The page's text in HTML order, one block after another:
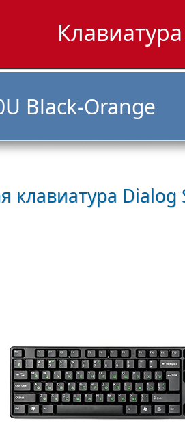
Black-Orange
клавиатура Dialog